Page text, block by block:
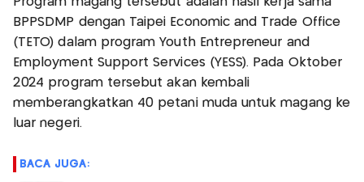
BPPSDMP dengan Taipei Economic and Trade Office
(TETO) dalam program Youth Entrepreneur and
Employment Support Services (YESS). Pada Oktober
2024 program tersebut akan kembali
memberangkatkan 40 petani muda untuk magang ke
luar negeri.
BACA JUGA: